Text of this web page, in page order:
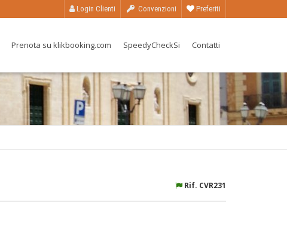
Login Clienti Convenzioni Preferiti
Prenota su klikbooking.com SpeedyCheckSi Contatti
Rif. CVR231